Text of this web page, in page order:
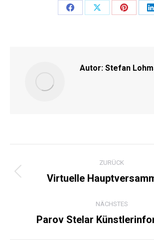
Share
Share
Share
Autor: Stefan
ZURÜCK
Vorheriger
Virtuelle
NÄCHSTES
Nächster
Parov Stelar